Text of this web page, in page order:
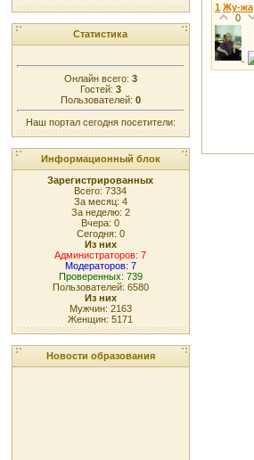
Статистика
Онлайн всего: 3
Гостей: 3
Пользователей: 0
Наш портал сегодня посетители:
Информационный блок
Зарегистрированных
Всего: 7334
За месяц: 4
За неделю: 2
Вчера: 0
Сегодня: 0
Из них
Администраторов: 7
Модераторов: 7
Проверенных: 739
Пользователей: 6580
Из них
Мужчин: 2163
Женщин: 5171
Новости образования
1 Жу-жа
0